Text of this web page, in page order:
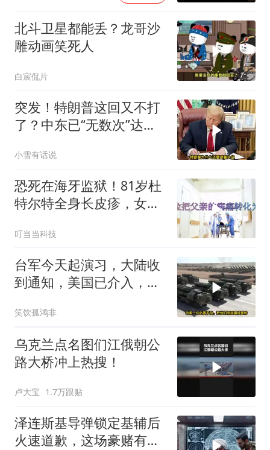
北斗卫星都能丢？龙哥沙
雕动画笑死人
白宸侃片
突发！特朗普这回又不打
了？中东已“无数次”达成
小雪有话说
恐死在海牙监狱！81岁杜
特尔特全身长皮疹，女儿
叮当当科技
台军今天起演习，大陆收
到通知，美国已介入，日
笑饮孤鸿非
乌克兰点名图们江俄朝公
路大桥冲上热搜！
卢大宝 1.7万跟贴
泽连斯基导弹锁定基辅后
火速道歉，这场豪赌有多